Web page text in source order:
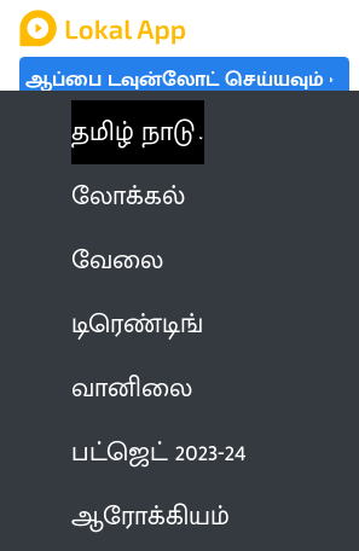
ஆப்பை டவுன்லோட் செய்யவும்
தமிழ் நாடு
லோக்கல்
வேலை
டிரெண்டிங்
வானிலை
பட்ஜெட் 2023-24
ஆரோக்கியம்